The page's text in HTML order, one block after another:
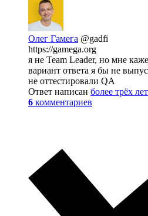
Олег Гамега @gadfi
https://gamega.org
я не Team Leader, но мне
вариант ответа я бы не
не оттестировали QA
Ответ написан более трёх
6 комментариев